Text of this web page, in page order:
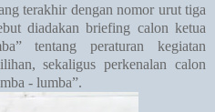
terakhir dengan nomor urut tiga
diadakan briefing calon ketua
tentang peraturan kegiatan
sekaligus perkenalan calon
- lumba”.